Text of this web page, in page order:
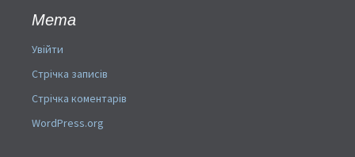
Мета
Увійти
Стрічка записів
Стрічка коментарів
WordPress.org